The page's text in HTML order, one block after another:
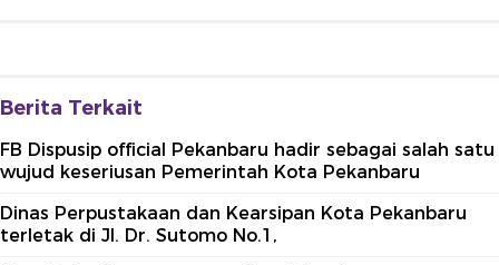
Berita Terkait
FB Dispusip official Pekanbaru hadir sebagai salah satu
wujud keseriusan Pemerintah Kota Pekanbaru
Dinas Perpustakaan dan Kearsipan Kota Pekanbaru
terletak di Jl. Dr. Sutomo No.1,